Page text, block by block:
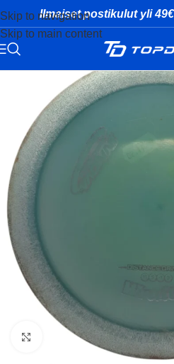
Skip to navigation
Skip to main content
Ilmaiset postikulut yli
Klikkaa suuremmaksi